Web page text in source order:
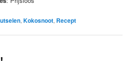
,Kokosnoot, Recept